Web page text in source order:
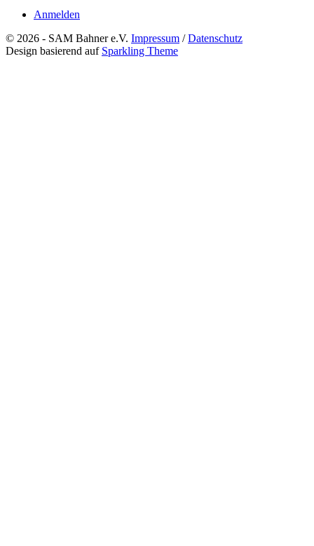
Anmelden
© 2026 - SAM Bahner e.V. Impressum /Datenschutz
Design basierend auf Sparkling Theme